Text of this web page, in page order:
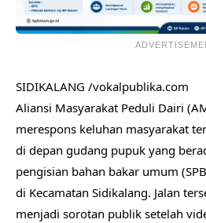
SIDIKALANG /vokalpublika.com
Aliansi Masyarakat Peduli Dairi
merespons keluhan masyarakat
di depan gudang pupuk yang
pengisian bahan bakar umum
di Kecamatan Sidikalang. Jalan
menjadi sorotan publik setelah